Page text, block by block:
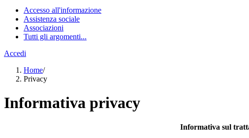
Accesso all'informazione
Assistenza sociale
Associazioni
Tutti gli argomenti...
Accedi
Home/
Privacy
Informativa privacy
Informativa sul